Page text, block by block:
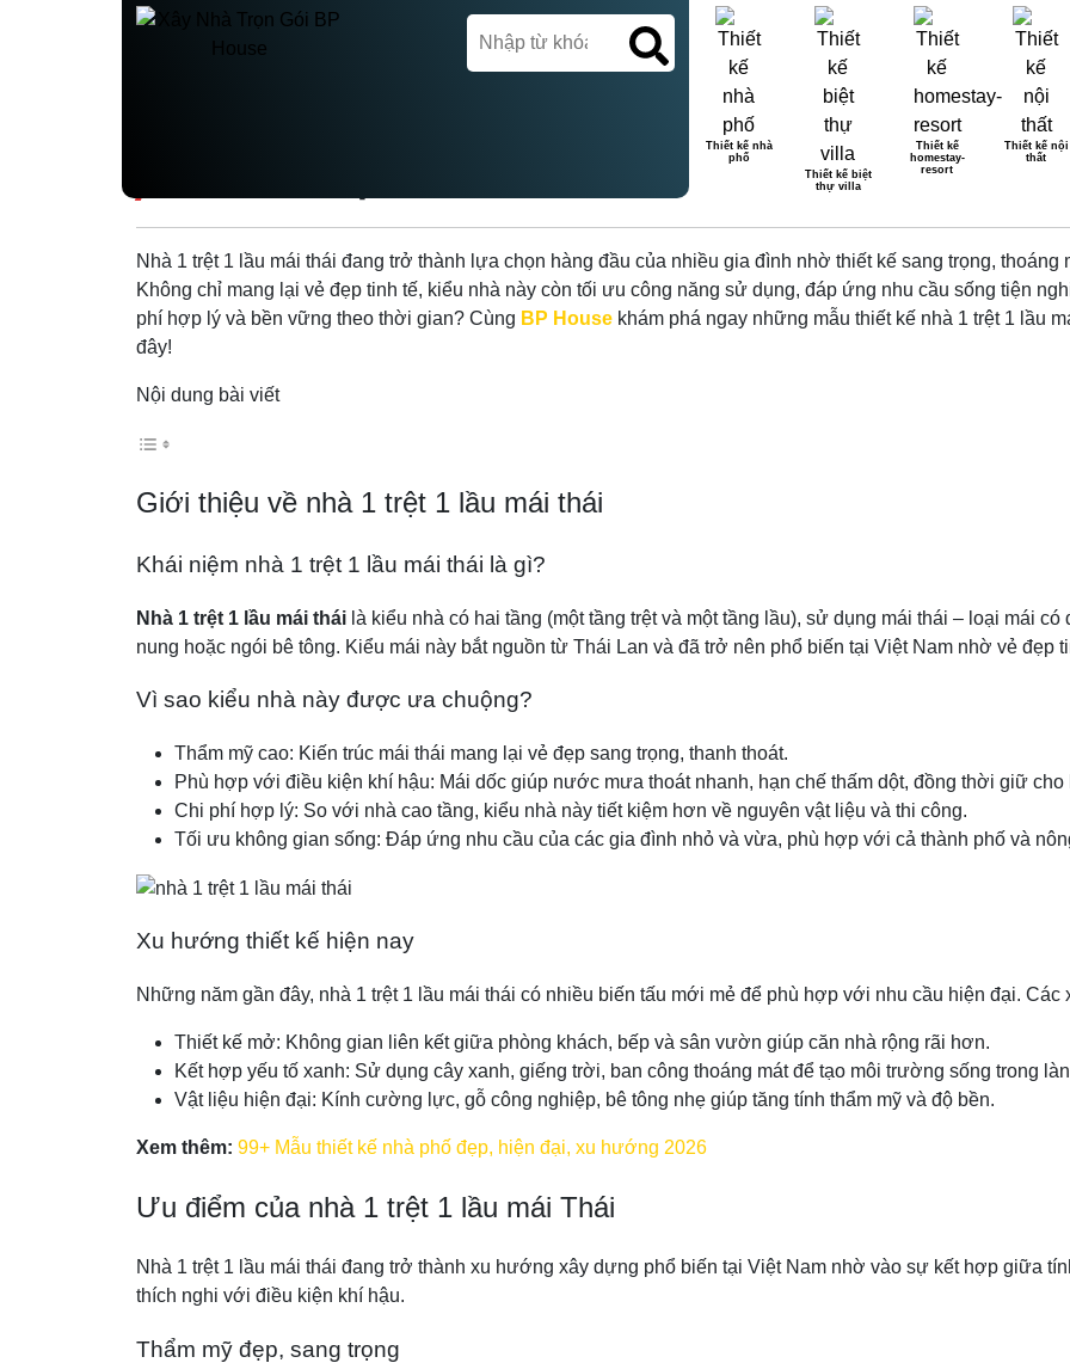
Thiết kế nhà
phố
Thiết kế biệt
thự villa
Thiết kế
homestay-
resort
Thiết kế nội
thất
NHÀ 1 TRỆT 1 LẦU MÁI THÁI – XU HƯỚNG
Nhà 1 trệt 1 lầu mái thái đang trở thành lựa chọn hàng đầu của nhiều gia đình nhờ thiết kế sang trọng,
Không chỉ mang lại vẻ đẹp tinh tế, kiểu nhà này còn tối ưu công năng sử dụng, đáp ứng nhu cầu sống tiện
phí hợp lý và bền vững theo thời gian? Cùng BP House khám phá ngay những mẫu thiết kế nhà 1 trệt 1 lầu
đây!
Nội dung bài viết
Giới thiệu về nhà 1 trệt 1 lầu mái thái
Khái niệm nhà 1 trệt 1 lầu mái thái là gì?
Nhà 1 trệt 1 lầu mái thái là kiểu nhà có hai tầng (một tầng trệt và một tầng lầu), sử dụng mái thái – loại mái
nung hoặc ngói bê tông. Kiểu mái này bắt nguồn từ Thái Lan và đã trở nên phổ biến tại Việt Nam nhờ vẻ đẹp
Vì sao kiểu nhà này được ưa chuộng?
Thẩm mỹ cao: Kiến trúc mái thái mang lại vẻ đẹp sang trọng, thanh thoát.
Phù hợp với điều kiện khí hậu: Mái dốc giúp nước mưa thoát nhanh, hạn chế thấm dột, đồng thời giữ cho
Chi phí hợp lý: So với nhà cao tầng, kiểu nhà này tiết kiệm hơn về nguyên vật liệu và thi công.
Tối ưu không gian sống: Đáp ứng nhu cầu của các gia đình nhỏ và vừa, phù hợp với cả thành phố và
Xu hướng thiết kế hiện nay
Những năm gần đây, nhà 1 trệt 1 lầu mái thái có nhiều biến tấu mới mẻ để phù hợp với nhu cầu hiện đại.
Thiết kế mở: Không gian liên kết giữa phòng khách, bếp và sân vườn giúp căn nhà rộng rãi hơn.
Kết hợp yếu tố xanh: Sử dụng cây xanh, giếng trời, ban công thoáng mát để tạo môi trường sống trong
Vật liệu hiện đại: Kính cường lực, gỗ công nghiệp, bê tông nhẹ giúp tăng tính thẩm mỹ và độ bền.
Xem thêm: 99+ Mẫu thiết kế nhà phố đẹp, hiện đại, xu hướng 2026
Ưu điểm của nhà 1 trệt 1 lầu mái Thái
Nhà 1 trệt 1 lầu mái thái đang trở thành xu hướng xây dựng phổ biến tại Việt Nam nhờ vào sự kết hợp giữa
thích nghi với điều kiện khí hậu.
Thẩm mỹ đẹp, sang trọng